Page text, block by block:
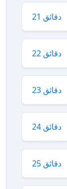
21 دقائق
22 دقائق
23 دقائق
24 دقائق
25 دقائق